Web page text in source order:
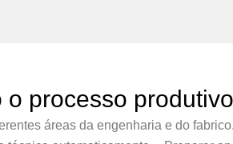
processo produtivo
áreas da engenharia e do